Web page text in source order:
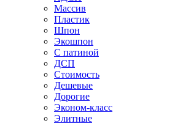
Массив
Пластик
Шпон
Экошпон
С патиной
ДСП
Стоимость
Дешевые
Дорогие
Эконом-класс
Элитные